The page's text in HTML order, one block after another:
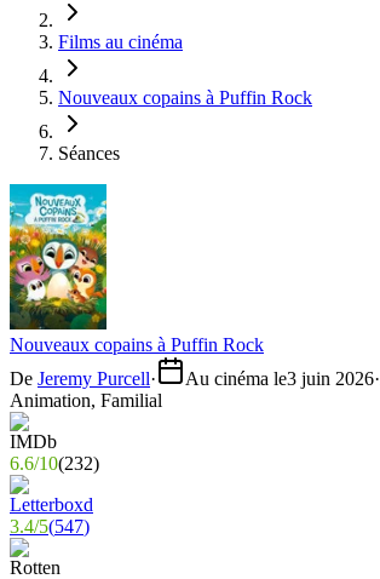
Films au cinéma
Nouveaux copains à Puffin Rock
Séances
Nouveaux copains à Puffin Rock
De Jeremy Purcell· Au cinéma le3 juin 2026·
Animation, Familial
6.6/10(232)
3.4/5(547)